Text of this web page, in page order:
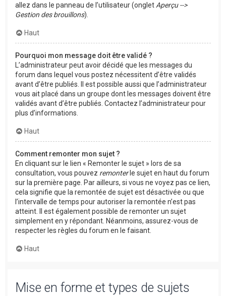
allez dans le panneau de l’utilisateur (onglet Aperçu -->
Gestion des brouillons).
Haut
Pourquoi mon message doit être validé ?
L’administrateur peut avoir décidé que les messages du
forum dans lequel vous postez nécessitent d’être validés
avant d’être publiés. Il est possible aussi que l’administrateur
vous ait placé dans un groupe dont les messages doivent être
validés avant d’être publiés. Contactez l’administrateur pour
plus d’informations.
Haut
Comment remonter mon sujet ?
En cliquant sur le lien « Remonter le sujet » lors de sa
consultation, vous pouvez remonterle sujet en haut du forum
sur la première page. Par ailleurs, si vous ne voyez pas ce lien,
cela signifie que la remontée de sujet est désactivée ou que
l’intervalle de temps pour autoriser la remontée n’est pas
atteint. Il est également possible de remonter un sujet
simplement en y répondant. Néanmoins, assurez-vous de
respecter les règles du forum en le faisant.
Haut
Mise en forme et types de sujets